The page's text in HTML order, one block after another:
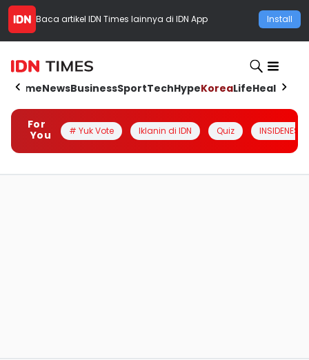
Baca artikel IDN Times lainnya di IDN App Install
HomeNewsBusinessSportTechHypeKoreaLifeHealth
For
You
# Yuk Vote Iklanin di IDN Quiz INSIDENESIA